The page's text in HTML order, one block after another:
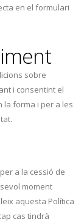
en el formulari
sobre
i consentint el
la forma i per a les
a la cessió de
moment
aquesta Política
cas tindrà